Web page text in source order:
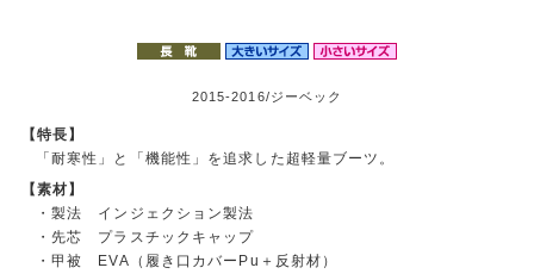
2015-2016/ジーベック
【特長】
「耐寒性」と「機能性」を追求した超軽量ブーツ。
【素材】
・製法 インジェクション製法
・先芯 プラスチックキャップ
・甲被 EVA（履き口カバーPu＋反射材）